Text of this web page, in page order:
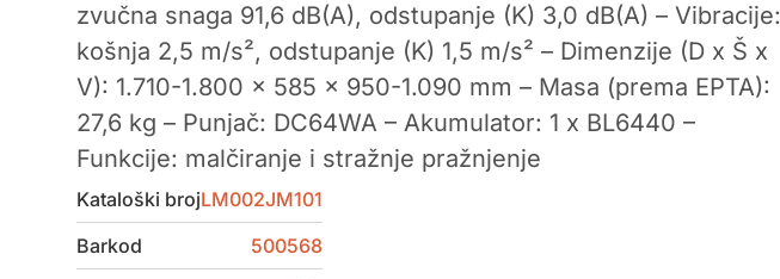
zvučna snaga 91,6 dB(A), odstupanje (K) 3,0 dB(A) – Vibracije:
košnja 2,5 m/s², odstupanje (K) 1,5 m/s² – Dimenzije (D x Š x
V): 1.710-1.800 x 585 x 950-1.090 mm – Masa (prema EPTA):
27,6 kg – Punjač: DC64WA – Akumulator: 1 x BL6440 –
Funkcije: malčiranje i stražnje pražnjenje
Kataloški brojLM002JM101
Barkod
500568